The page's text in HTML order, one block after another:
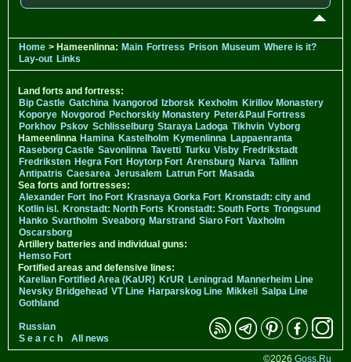
Home > Hameenlinna: Main Fortress Prison Museum Where is it?
Lay-out Links
Land forts and fortress:
Bip Castle Gatchina Ivangorod Izborsk Kexholm Kirillov Monastery
Koporye Novgorod Pechorskiy Monastery Peter&Paul Fortress
Porkhov Pskov Schlisselburg Staraya Ladoga Tikhvin Vyborg
Hameenlinna Hamina Kastelholm Kymenlinna Lappaenranta
Raseborg Castle Savonlinna Tavetti Turku Visby Fredrikstadt
Fredriksten Hegra Fort Hoytorp Fort Arensburg Narva Tallinn
Antipatris Caesarea Jerusalem Latrun Fort Masada
Sea forts and fortresses:
Alexander Fort Ino Fort Krasnaya Gorka Fort Kronstadt: city and
Kotlin isl. Kronstadt: North Forts Kronstadt: South Forts Trongsund
Hanko Svartholm Sveaborg Marstrand Siaro Fort Vaxholm
Oscarsborg
Artillery batteries and individual guns:
Hemso Fort
Fortified areas and defensive lines:
Karelian Fortified Area (KaUR) KrUR Leningrad Mannerheim Line
Nevsky Bridgehead VT Line Harparskog Line Mikkeli Salpa Line
Gothland
Russian
S e a r c h
All news
©2026 Goss.Ru